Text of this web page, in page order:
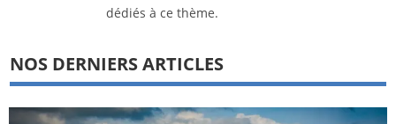
dédiés à ce thème.
NOS DERNIERS ARTICLES